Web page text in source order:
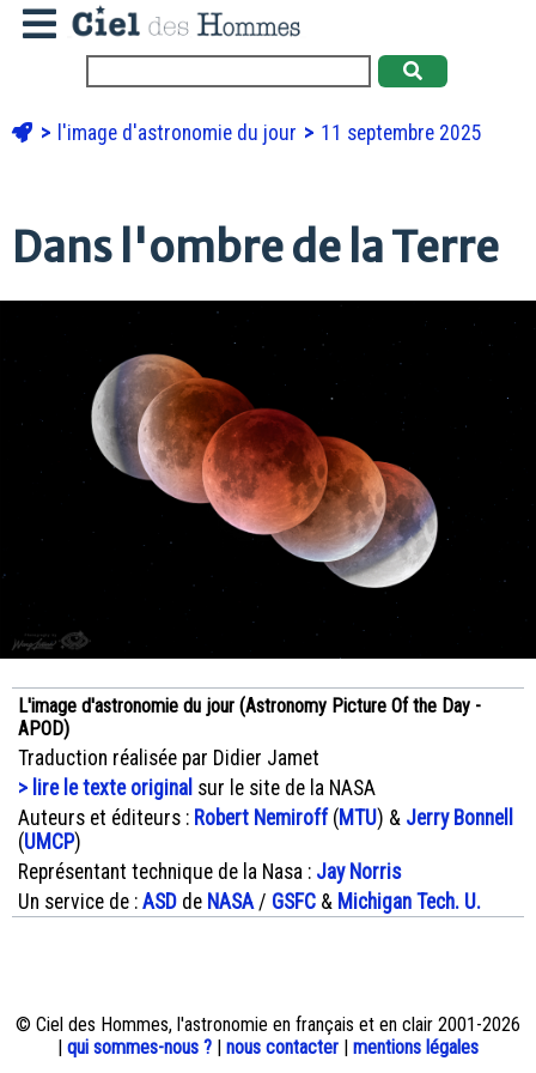
l'image d'astronomie du jour 11 septembre 2025
Dans l'ombre de la Terre
L'image d'astronomie du jour (Astronomy Picture Of the Day -
APOD)
Traduction réalisée par Didier Jamet
> lire le texte original sur le site de la NASA
Auteurs et éditeurs : Robert Nemiroff(MTU) & Jerry Bonnell
(UMCP)
Représentant technique de la Nasa : Jay Norris
Un service de : ASD de NASA / GSFC & Michigan Tech. U.
© Ciel des Hommes, l'astronomie en français et en clair 2001-2026
| qui sommes-nous ? | nous contacter | mentions légales